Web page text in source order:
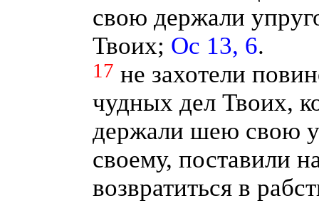
свою держали
Твоих; Ос 13, 6.
17 не захотели
чудных дел Твоих,
держали шею свою
своему, поставили
возвратиться в